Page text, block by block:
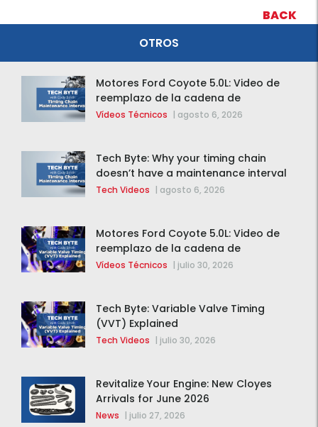
BACK
OTROS
Motores Ford Coyote 5.0L: Video de
reemplazo de la cadena de
distribución de la F-150 2015 – 2020
Vídeos Técnicos | agosto 6, 2026
Tech Byte: Why your timing chain
doesn’t have a maintenance interval
Tech Videos | agosto 6, 2026
Motores Ford Coyote 5.0L: Video de
reemplazo de la cadena de
distribución de la F-150 2015 – 2020
Vídeos Técnicos | julio 30, 2026
Tech Byte: Variable Valve Timing
(VVT) Explained
Tech Videos | julio 30, 2026
Revitalize Your Engine: New Cloyes
Arrivals for June 2026
News | julio 27, 2026